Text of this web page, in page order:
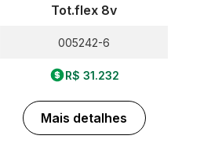
Tot.flex 8v
005242-6
R$ 31.232
Mais detalhes